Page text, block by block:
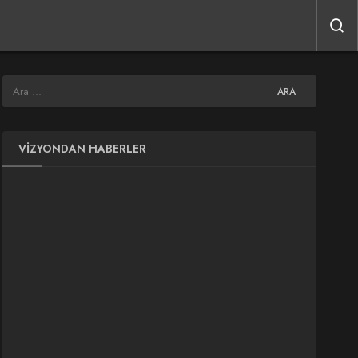
VIZYONDAN HABERLER